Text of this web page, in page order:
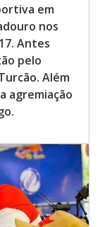
em
nos
Antes
pelo
Além
agremiação